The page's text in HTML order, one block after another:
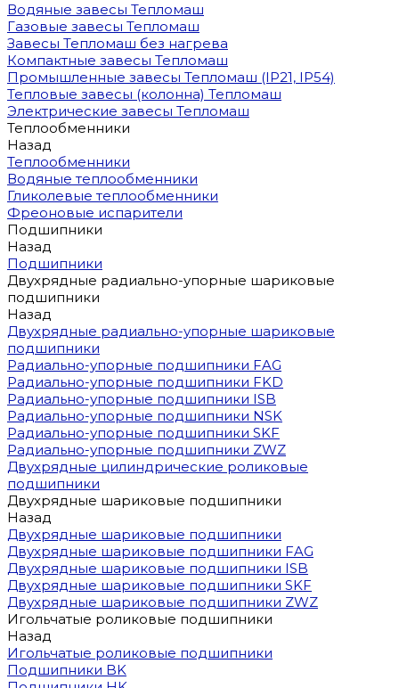
Водяные завесы Тепломаш
Газовые завесы Тепломаш
Завесы Тепломаш без нагрева
Компактные завесы Тепломаш
Промышленные завесы Тепломаш (IP21, IP54)
Тепловые завесы (колонна) Тепломаш
Электрические завесы Тепломаш
Теплообменники
Назад
Теплообменники
Водяные теплообменники
Гликолевые теплообменники
Фреоновые испарители
Подшипники
Назад
Подшипники
Двухрядные радиально-упорные шариковые
подшипники
Назад
Двухрядные радиально-упорные шариковые
подшипники
Радиально-упорные подшипники FAG
Радиально-упорные подшипники FKD
Радиально-упорные подшипники ISB
Радиально-упорные подшипники NSK
Радиально-упорные подшипники SKF
Радиально-упорные подшипники ZWZ
Двухрядные цилиндрические роликовые
подшипники
Двухрядные шариковые подшипники
Назад
Двухрядные шариковые подшипники
Двухрядные шариковые подшипники FAG
Двухрядные шариковые подшипники ISB
Двухрядные шариковые подшипники SKF
Двухрядные шариковые подшипники ZWZ
Игольчатые роликовые подшипники
Назад
Игольчатые роликовые подшипники
Подшипники BK